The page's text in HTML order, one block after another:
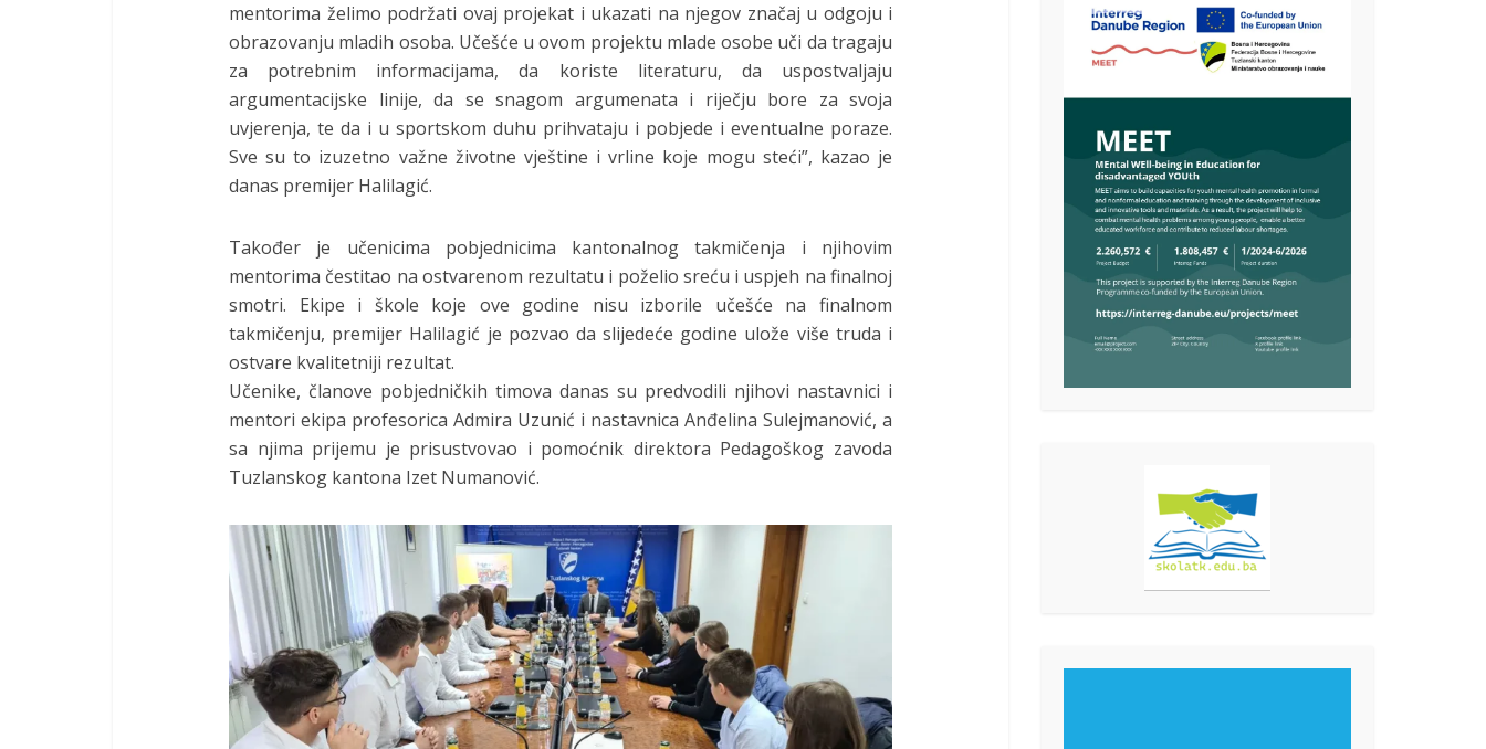
mentorima želimo podržati ovaj projekat i ukazati na njegov značaj u odgoju i
obrazovanju mladih osoba. Učešće u ovom projektu mlade osobe uči da tragaju
za potrebnim informacijama, da koriste literaturu, da uspostvaljaju
argumentacijske linije, da se snagom argumenata i riječju bore za svoja
uvjerenja, te da i u sportskom duhu prihvataju i pobjede i eventualne poraze.
Sve su to izuzetno važne životne vještine i vrline koje mogu steći”, kazao je
danas premijer Halilagić.
Također je učenicima pobjednicima kantonalnog takmičenja i njihovim
mentorima čestitao na ostvarenom rezultatu i poželio sreću i uspjeh na finalnoj
smotri. Ekipe i škole koje ove godine nisu izborile učešće na finalnom
takmičenju, premijer Halilagić je pozvao da slijedeće godine ulože više truda i
ostvare kvalitetniji rezultat.
Učenike, članove pobjedničkih timova danas su predvodili njihovi nastavnici i
mentori ekipa profesorica Admira Uzunić i nastavnica Anđelina Sulejmanović, a
sa njima prijemu je prisustvovao i pomoćnik direktora Pedagoškog zavoda
Tuzlanskog kantona Izet Numanović.